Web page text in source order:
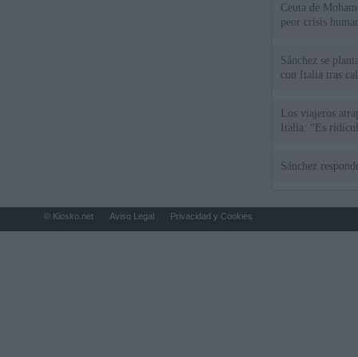
Ceuta de
peor crisis
Sánchez se
con Italia tras
Los viajeros
Italia: “Es
Sánchez
© Kiosko.net Aviso Legal Privacidad y Cookies